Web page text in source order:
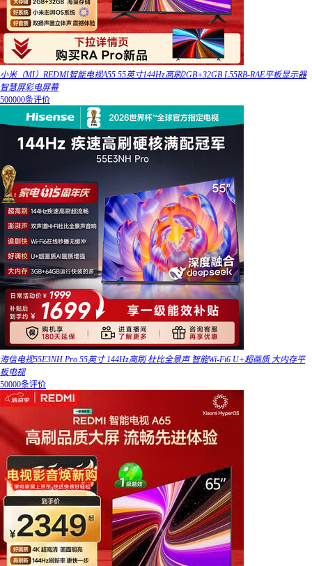
小米（MI）REDMI智能电视A55 55英寸144Hz高刷2GB+32GB L55RB-RAE平板显示器
智慧屏彩电屏幕
500000条评价
海信电视55E3NH Pro 55英寸 144Hz高刷 杜比全景声 智能Wi-Fi6 U+超画质 大内存平
板电视
50000条评价